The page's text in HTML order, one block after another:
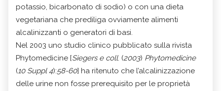
potassio, bicarbonato di sodio) o con una dieta
vegetariana che prediliga ovviamente alimenti
alcalinizzanti o generatori di basi.
Nel 2003 uno studio clinico pubblicato sulla rivista
Phytomedicine [Siegers e coll. (2003) Phytomedicine
(10 Suppl 4):58-60] ha ritenuto che l’alcalinizzazione
delle urine non fosse prerequisito per le proprietà